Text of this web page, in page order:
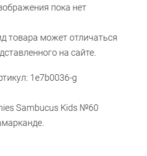
товара может отличаться
на сайте.
1e7b0036-g
Sambucus Kids №60